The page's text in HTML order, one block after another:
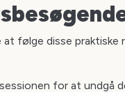
følge disse praktiske
for at undgå